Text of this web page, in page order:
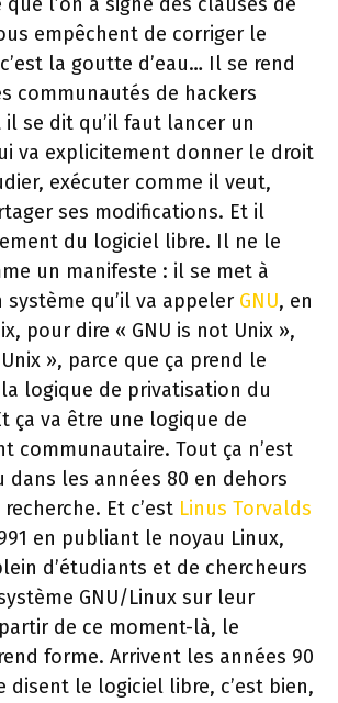
empêchent de corriger le
la goutte d’eau… Il se rend
communautés de hackers
se dit qu’il faut lancer un
va explicitement donner le droit
exécuter comme il veut,
ses modifications. Et il
du logiciel libre. Il ne le
un manifeste : il se met à
qu’il va appeler GNU, en
pour dire « GNU is not Unix »,
Unix », parce que ça prend le
logique de privatisation du
ça va être une logique de
communautaire. Tout ça n’est
dans les années 80 en dehors
Et c’est Linus Torvalds
en publiant le noyau Linux,
d’étudiants et de chercheurs
GNU/Linux sur leur
de ce moment-là, le
forme. Arrivent les années 90
disent le logiciel libre, c’est bien,